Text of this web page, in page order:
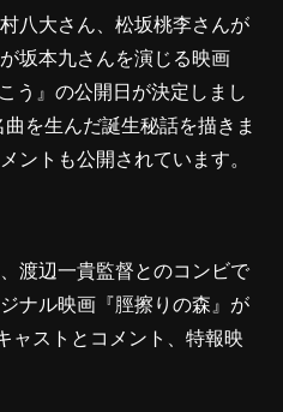
八大さん、松坂桃李さんが
坂本九さんを演じる映画
う』の公開日が決定しまし
を生んだ誕生秘話を描きま
ントも公開されています。
渡辺一貴監督とのコンビで
ナル映画『脛擦りの森』が
ャストとコメント、特報映